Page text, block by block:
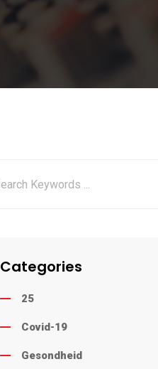
Categories
25
Covid-19
Gesondheid